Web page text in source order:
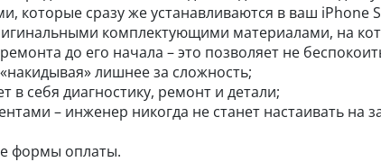
которые сразу же устанавливаются в ваш iPhone
комплектующими материалами, на
до его начала – это позволяет не
лишнее за сложность;
в себя диагностику, ремонт и детали;
– инженер никогда не станет настаивать на
формы оплаты.